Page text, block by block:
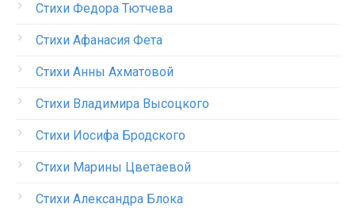
Стихи Федора Тютчева
Стихи Афанасия Фета
Стихи Анны Ахматовой
Стихи Владимира Высоцкого
Стихи Иосифа Бродского
Стихи Марины Цветаевой
Стихи Александра Блока